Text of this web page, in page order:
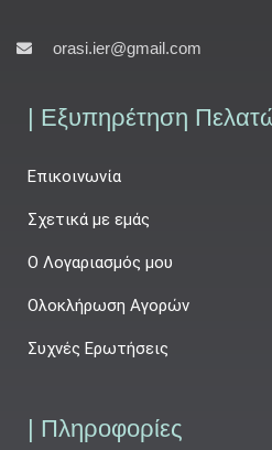
orasi.ier@gmail.com
| Εξυπηρέτηση
Επικοινωνία
Σχετικά με εμάς
Ο Λογαριασμός μου
Ολοκλήρωση Αγορών
Συχνές Ερωτήσεις
| Πληροφορίες